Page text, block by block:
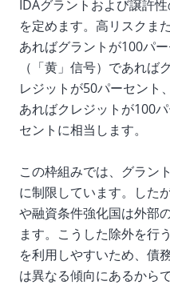
IDAグラントおよび譲許
を定めます。高リスクま
あればグラントが100パ
（「黄」信号）であれば
レジットが50パーセント
あればクレジットが100
セントに相当します。
この枠組みでは、グラン
に制限しています。した
や融資条件強化国は外部
ます。こうした除外を行
を利用しやすいため、債
は異なる傾向にあるから